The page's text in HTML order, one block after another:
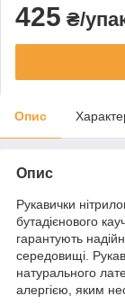
425 ₴/
Опис
Опис
Рукавички
бутадієнового
гарантують
середовищі.
натурального
алергією, яким